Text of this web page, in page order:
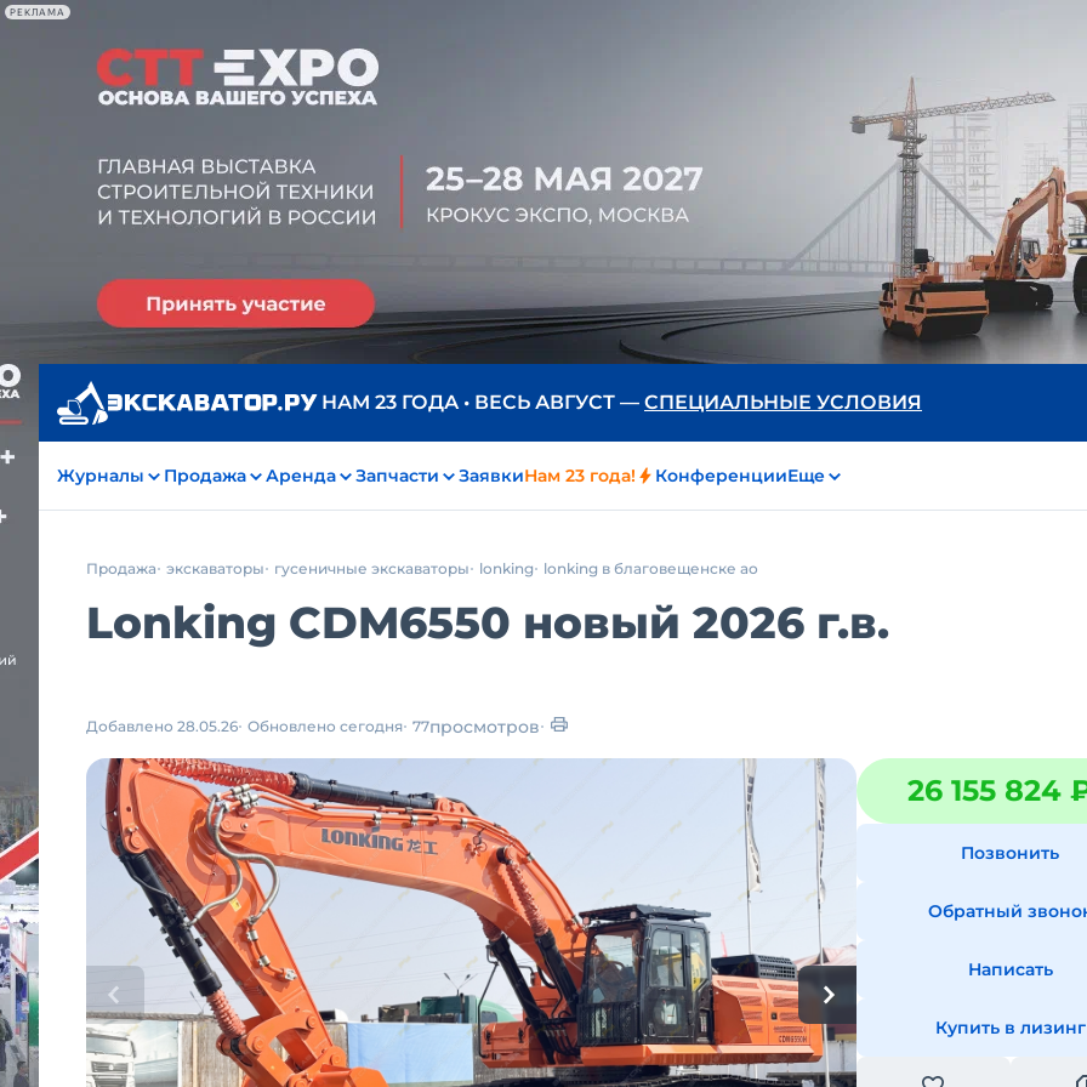
РЕКЛАМА
НАМ 23 ГОДА • ВЕСЬ АВГУСТ — СПЕЦИАЛЬНЫЕ УСЛОВИЯ
Журналы Продажа Аренда Запчасти ЗаявкиНам 23 года! КонференцииЕще
Продажа экскаваторы гусеничные экскаваторы lonking lonking в благовещенске ао
Lonking CDM6550 новый 2026 г.в.
Добавлено 28.05.26 Обновлено сегодня 77просмотров
26 155 824
Позвонить
Обратный
Написать
Купить в лизинг